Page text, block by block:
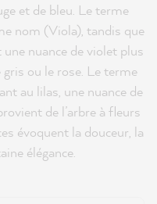
et de bleu. Le terme
nom (Viola), tandis que
nuance de violet plus
ou le rose. Le terme
au lilas, une nuance de
de l’arbre à fleurs
évoquent la douceur, la
élégance.